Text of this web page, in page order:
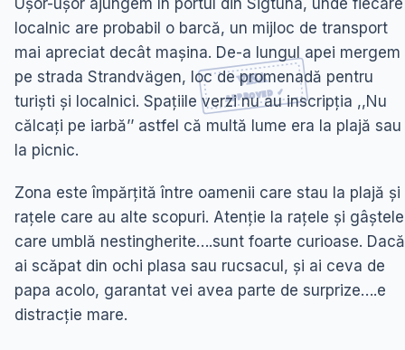
Ușor-ușor ajungem în portul din Sigtuna, unde fiecare
localnic are probabil o barcă, un mijloc de transport
mai apreciat decât mașina. De-a lungul apei mergem
pe strada Strandvägen, loc de promenadă pentru
turiști și localnici. Spațiile verzi nu au inscripția ,,Nu
călcați pe iarbă’’ astfel că multă lume era la plajă sau
la picnic.
Zona este împărțită între oamenii care stau la plajă și
rațele care au alte scopuri. Atenție la rațele și gâștele
care umblă nestingherite….sunt foarte curioase. Dacă
ai scăpat din ochi plasa sau rucsacul, și ai ceva de
papa acolo, garantat vei avea parte de surprize….e
distracție mare.